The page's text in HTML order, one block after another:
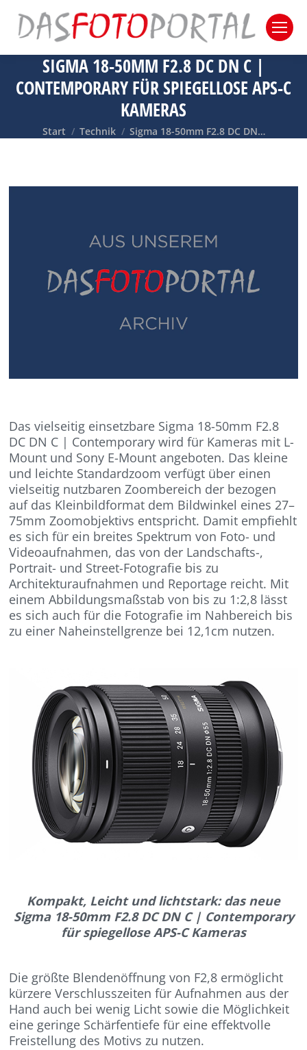
SIGMA 18-50MM F2.8 DC DN C |
CONTEMPORARY FÜR SPIEGELLOSE APS-C
KAMERAS
Sie befinden sich hier:
Start Technik Sigma 18-50mm F2.8 DC DN…
Das vielseitig einsetzbare Sigma 18-50mm F2.8
DC DN C | Contemporary wird für Kameras mit L-
Mount und Sony E-Mount angeboten. Das kleine
und leichte Standardzoom verfügt über einen
vielseitig nutzbaren Zoombereich der bezogen
auf das Kleinbildformat dem Bildwinkel eines 27–
75mm Zoomobjektivs entspricht. Damit empfiehlt
es sich für ein breites Spektrum von Foto- und
Videoaufnahmen, das von der Landschafts-,
Portrait- und Street-Fotografie bis zu
Architekturaufnahmen und Reportage reicht. Mit
einem Abbildungsmaßstab von bis zu 1:2,8 lässt
es sich auch für die Fotografie im Nahbereich bis
zu einer Naheinstellgrenze bei 12,1cm nutzen.
Kompakt, Leicht und lichtstark: das neue
Sigma 18-50mm F2.8 DC DN C | Contemporary
für spiegellose APS-C Kameras
Die größte Blendenöffnung von F2,8 ermöglicht
kürzere Verschlusszeiten für Aufnahmen aus der
Hand auch bei wenig Licht sowie die Möglichkeit
eine geringe Schärfentiefe für eine effektvolle
Freistellung des Motivs zu nutzen.